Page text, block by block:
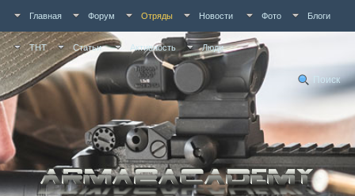
Главная Форум Отряды Новости Фото Блоги
ТНТ Статьи Активность Люди
Поиск